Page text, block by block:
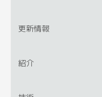
更新情報
紹介